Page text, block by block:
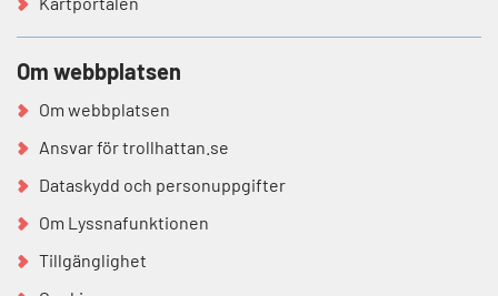
Om webbplatsen
Om webbplatsen
Ansvar för trollhattan.se
Dataskydd och personuppgifter
Om Lyssnafunktionen
Tillgänglighet